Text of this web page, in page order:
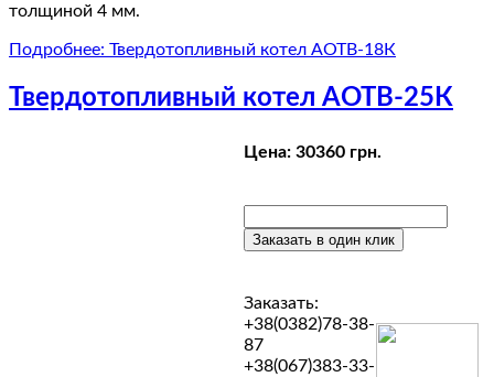
толщиной 4 мм.
Подробнее: Твердотопливный котел АОТВ-18К
Твердотопливный котел АОТВ-25К
Цена: 30360 грн.
Заказать:
+38(0382)78-38-
87
+38(067)383-33-